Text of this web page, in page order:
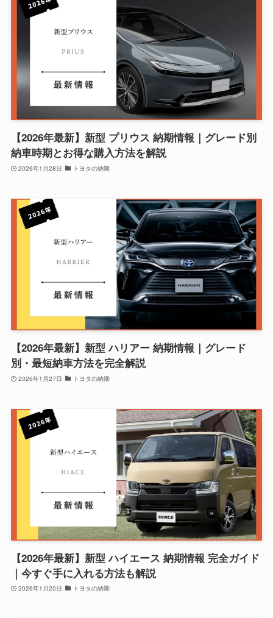
【2026年最新】新型 プリウス 納期情報｜グレード別
納車時期とお得な購入方法を解説
2026年1月28日 トヨタの納期
【2026年最新】新型 ハリアー 納期情報｜グレード
別・最短納車方法を完全解説
2026年1月27日 トヨタの納期
【2026年最新】新型 ハイエース 納期情報 完全ガイド
｜今すぐ手に入れる方法も解説
2026年1月20日 トヨタの納期